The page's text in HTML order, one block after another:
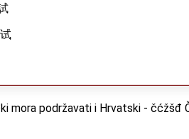
mora podržavati i Hrvatski - čćžšđ